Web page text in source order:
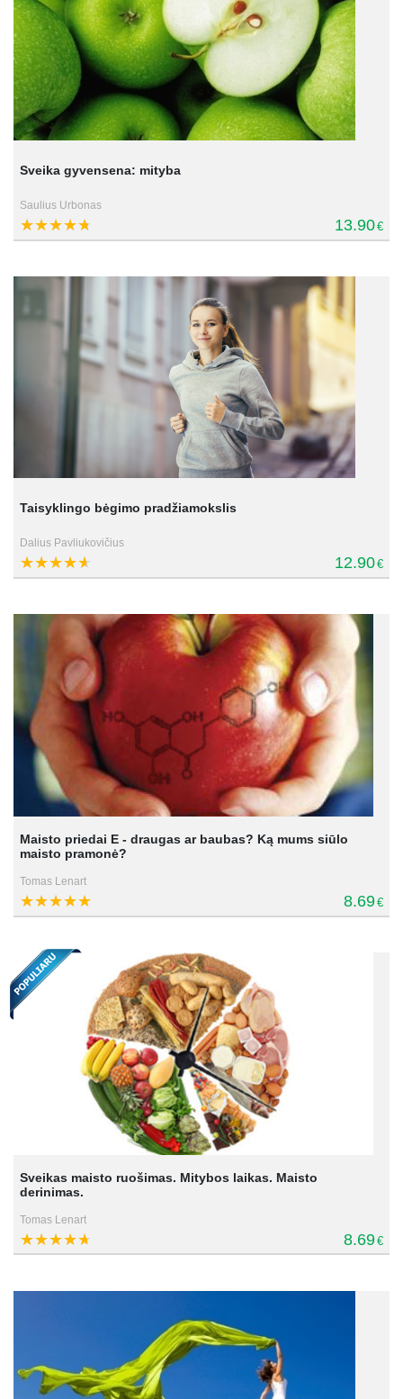
Sveika gyvensena: mityba
Saulius Urbonas
13.90€
Taisyklingo bėgimo pradžiamokslis
Dalius Pavliukovičius
12.90€
Maisto priedai E - draugas ar baubas? Ką mums siūlo
maisto pramonė?
Tomas Lenart
8.69€
Sveikas maisto ruošimas. Mitybos laikas. Maisto
derinimas.
Tomas Lenart
8.69€